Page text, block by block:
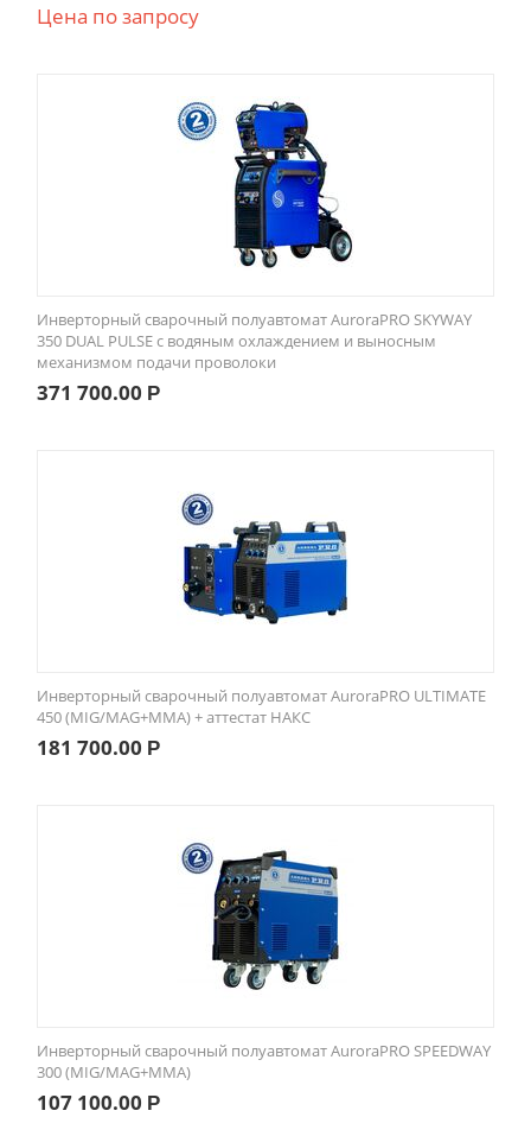
Цена по запросу
Инверторный сварочный полуавтомат AuroraPRO SKYWAY
350 DUAL PULSE с водяным охлаждением и выносным
механизмом подачи проволоки
371 700.00 Р
Инверторный сварочный полуавтомат AuroraPRO ULTIMATE
450 (MIG/MAG+MMA) + аттестат НАКС
181 700.00 Р
Инверторный сварочный полуавтомат AuroraPRO SPEEDWAY
300 (MIG/MAG+MMA)
107 100.00 Р